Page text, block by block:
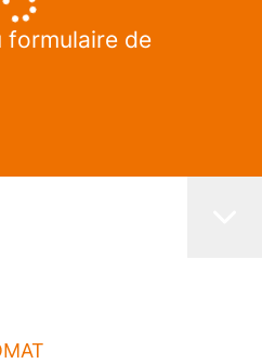
formulaire de